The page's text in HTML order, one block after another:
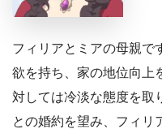
フィリアとミアの母親で
欲を持ち、家の地位向上
対しては冷淡な態度を取
との婚約を望み、フィリ